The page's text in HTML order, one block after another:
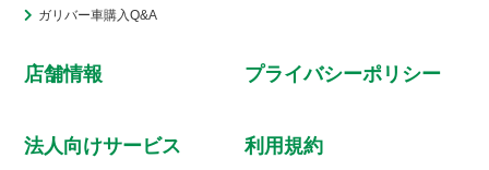
ガリバー車購入Q&A
店舗情報
法人向けサービス
プライバシーポリシー
利用規約